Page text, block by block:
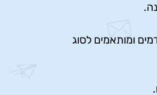
ומותאמים לסוג